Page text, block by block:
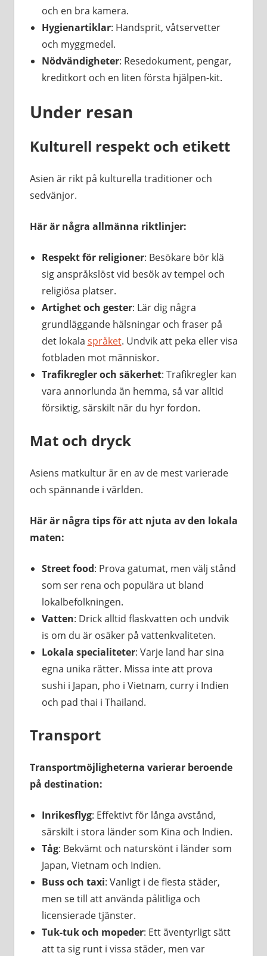
och en bra kamera.
Hygienartiklar: Handsprit, våtservetter
och myggmedel.
Nödvändigheter: Resedokument, pengar,
kreditkort och en liten första hjälpen-kit.
Under resan
Kulturell respekt och etikett
Asien är rikt på kulturella traditioner och
sedvänjor.
Här är några allmänna riktlinjer:
Respekt för religioner: Besökare bör klä
sig anspråkslöst vid besök av tempel och
religiösa platser.
Artighet och gester: Lär dig några
grundläggande hälsningar och fraser på
det lokala språket. Undvik att peka eller visa
fotbladen mot människor.
Trafikregler och säkerhet: Trafikregler kan
vara annorlunda än hemma, så var alltid
försiktig, särskilt när du hyr fordon.
Mat och dryck
Asiens matkultur är en av de mest varierade
och spännande i världen.
Här är några tips för att njuta av den lokala
maten:
Street food: Prova gatumat, men välj stånd
som ser rena och populära ut bland
lokalbefolkningen.
Vatten: Drick alltid flaskvatten och undvik
is om du är osäker på vattenkvaliteten.
Lokala specialiteter: Varje land har sina
egna unika rätter. Missa inte att prova
sushi i Japan, pho i Vietnam, curry i Indien
och pad thai i Thailand.
Transport
Transportmöjligheterna varierar beroende
på destination:
Inrikesflyg: Effektivt för långa avstånd,
särskilt i stora länder som Kina och Indien.
Tåg: Bekvämt och naturskönt i länder som
Japan, Vietnam och Indien.
Buss och taxi: Vanligt i de flesta städer,
men se till att använda pålitliga och
licensierade tjänster.
Tuk-tuk och mopeder: Ett äventyrligt sätt
att ta sig runt i vissa städer, men var